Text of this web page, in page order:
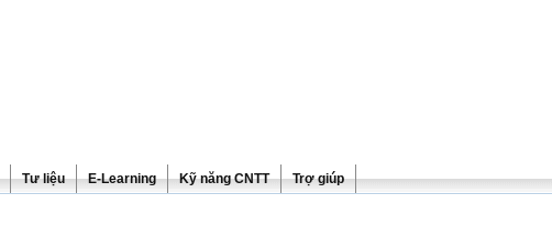
Tư liệu E-Learning Kỹ năng CNTT Trợ giúp